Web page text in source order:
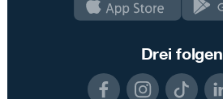
Drei folgen